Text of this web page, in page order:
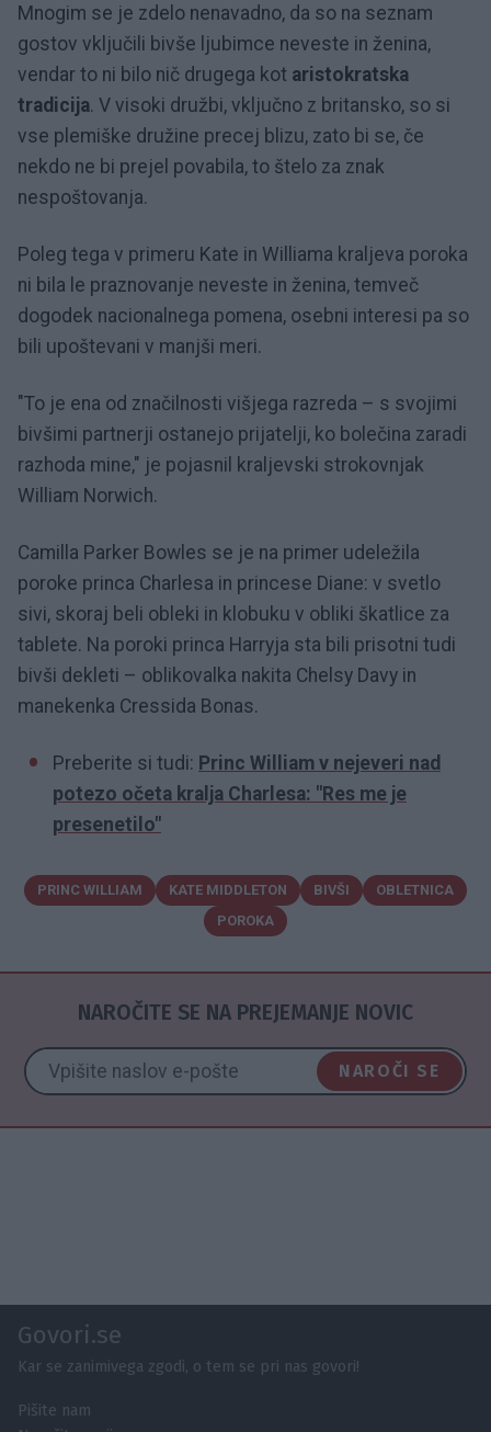
Mnogim se je zdelo nenavadno, da so na seznam
gostov vključili bivše ljubimce neveste in ženina,
vendar to ni bilo nič drugega kot aristokratska
tradicija. V visoki družbi, vključno z britansko, so si
vse plemiške družine precej blizu, zato bi se, če
nekdo ne bi prejel povabila, to štelo za znak
nespoštovanja.
Poleg tega v primeru Kate in Williama kraljeva poroka
ni bila le praznovanje neveste in ženina, temveč
dogodek nacionalnega pomena, osebni interesi pa so
bili upoštevani v manjši meri.
"To je ena od značilnosti višjega razreda – s svojimi
bivšimi partnerji ostanejo prijatelji, ko bolečina zaradi
razhoda mine," je pojasnil kraljevski strokovnjak
William Norwich.
Camilla Parker Bowles se je na primer udeležila
poroke princa Charlesa in princese Diane: v svetlo
sivi, skoraj beli obleki in klobuku v obliki škatlice za
tablete. Na poroki princa Harryja sta bili prisotni tudi
bivši dekleti – oblikovalka nakita Chelsy Davy in
manekenka Cressida Bonas.
Preberite si tudi: Princ William v nejeveri nad
potezo očeta kralja Charlesa: "Res me je
presenetilo"
PRINC WILLIAM KATE MIDDLETON BIVŠI
OBLETNICA
POROKA
NAROČITE SE NA PREJEMANJE NOVIC
NAROČI SE
Govori.se
Kar se zanimivega zgodi, o tem se pri nas govori!
Pišite nam